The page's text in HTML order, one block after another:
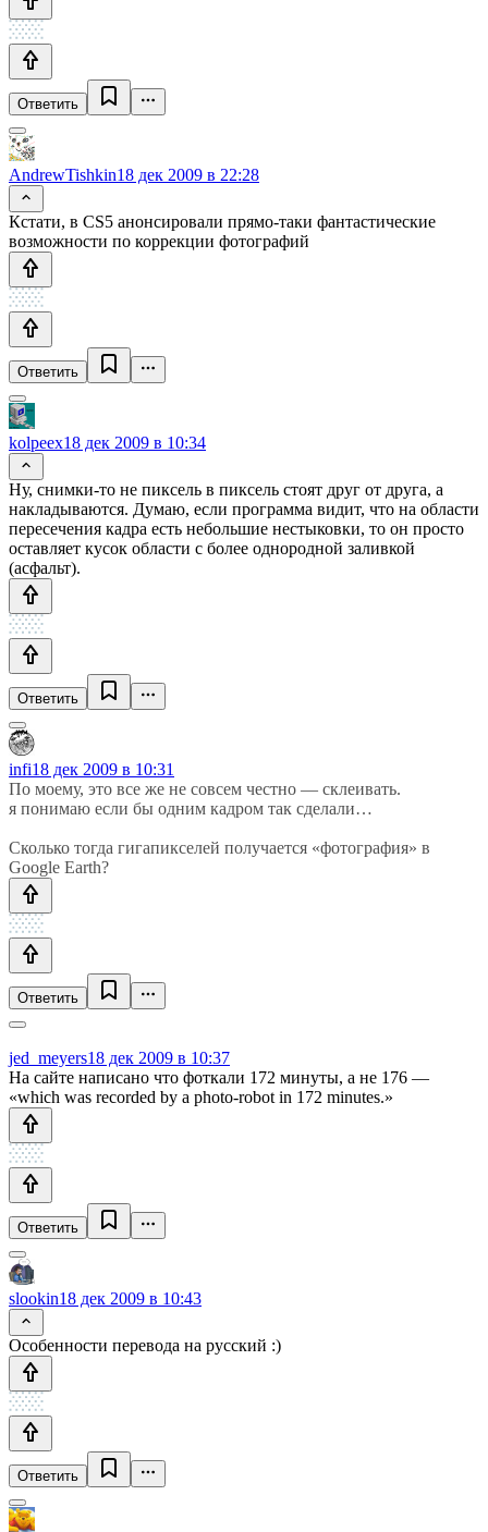
Ответить
AndrewTishkin18 дек 2009 в 22:28
Кстати, в CS5 анонсировали прямо-таки фантастические
возможности по коррекции фотографий
Ответить
kolpeex18 дек 2009 в 10:34
Ну, снимки-то не пиксель в пиксель стоят друг от друга, а
накладываются. Думаю, если программа видит, что на области
пересечения кадра есть небольшие нестыковки, то он просто
оставляет кусок области с более однородной заливкой
(асфальт).
Ответить
infi18 дек 2009 в 10:31
По моему, это все же не совсем честно — склеивать.
я понимаю если бы одним кадром так сделали…
Сколько тогда гигапикселей получается «фотография» в
Google Earth?
Ответить
jed_meyers18 дек 2009 в 10:37
На сайте написано что фоткали 172 минуты, а не 176 —
«which was recorded by a photo-robot in 172 minutes.»
Ответить
slookin18 дек 2009 в 10:43
Особенности перевода на русский :)
Ответить